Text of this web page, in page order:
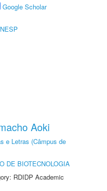
Google Scholar
Aoki
e Letras (Câmpus de
DE BIOTECNOLOGIA
RDIDP Academic